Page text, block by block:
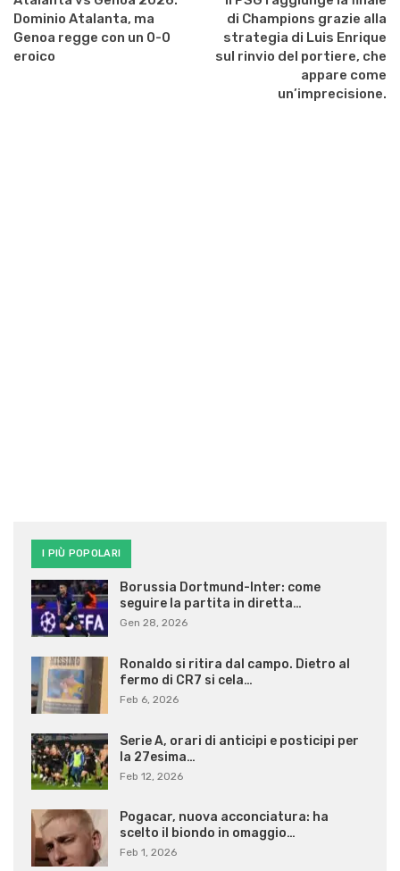
Dominio Atalanta, ma
Genoa regge con un 0-0
eroico
di Champions grazie alla
strategia di Luis Enrique
sul rinvio del portiere, che
appare come
un’imprecisione.
I PIÙ POPOLARI
Borussia Dortmund-Inter: come
seguire la partita in diretta…
Gen 28, 2026
Ronaldo si ritira dal campo. Dietro al
fermo di CR7 si cela…
Feb 6, 2026
Serie A, orari di anticipi e posticipi per
la 27esima…
Feb 12, 2026
Pogacar, nuova acconciatura: ha
scelto il biondo in omaggio…
Feb 1, 2026